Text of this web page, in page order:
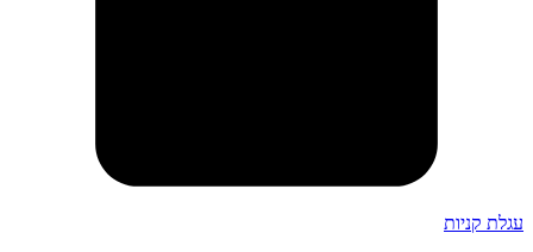
עגלת קניות